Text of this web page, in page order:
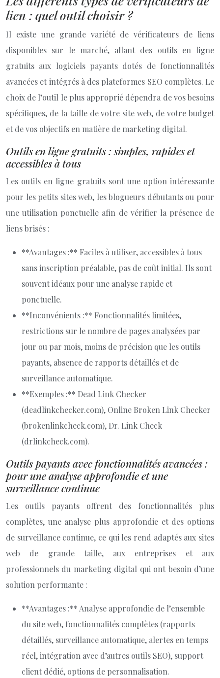
lien : quel outil choisir ?
Il existe une grande variété de vérificateurs de liens
disponibles sur le marché, allant des outils en ligne
gratuits aux logiciels payants dotés de fonctionnalités
avancées et intégrés à des plateformes SEO complètes. Le
choix de l’outil le plus approprié dépendra de vos besoins
spécifiques, de la taille de votre site web, de votre budget
et de vos objectifs en matière de marketing digital.
Outils en ligne gratuits : simples, rapides et
accessibles à tous
Les outils en ligne gratuits sont une option intéressante
pour les petits sites web, les blogueurs débutants ou pour
une utilisation ponctuelle afin de vérifier la présence de
liens brisés :
**Avantages :** Faciles à utiliser, accessibles à tous
sans inscription préalable, pas de coût initial. Ils sont
souvent idéaux pour une analyse rapide et
ponctuelle.
**Inconvénients :** Fonctionnalités limitées,
restrictions sur le nombre de pages analysées par
jour ou par mois, moins de précision que les outils
payants, absence de rapports détaillés et de
surveillance automatique.
**Exemples :** Dead Link Checker
(deadlinkchecker.com), Online Broken Link Checker
(brokenlinkcheck.com), Dr. Link Check
(drlinkcheck.com).
Outils payants avec fonctionnalités avancées :
pour une analyse approfondie et une
surveillance continue
Les outils payants offrent des fonctionnalités plus
complètes, une analyse plus approfondie et des options
de surveillance continue, ce qui les rend adaptés aux sites
web de grande taille, aux entreprises et aux
professionnels du marketing digital qui ont besoin d’une
solution performante :
**Avantages :** Analyse approfondie de l’ensemble
du site web, fonctionnalités complètes (rapports
détaillés, surveillance automatique, alertes en temps
réel, intégration avec d’autres outils SEO), support
client dédié, options de personnalisation.